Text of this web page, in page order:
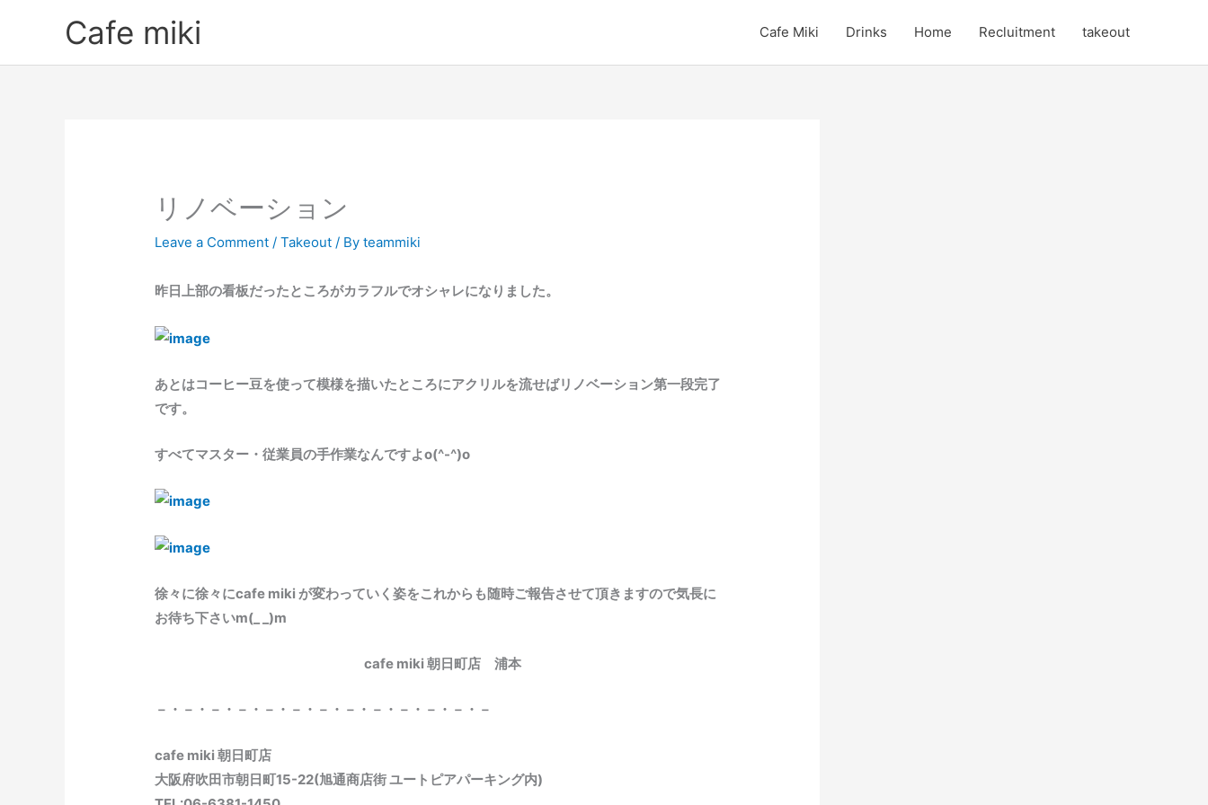
Cafe miki Cafe Miki Drinks Home Recluitment takeout
リノベーション
Leave a Comment /Takeout / Byteammiki
昨日上部の看板だったところがカラフルでオシャレになりました。
あとはコーヒー豆を使って模様を描いたところにアクリルを流せばリノベーション第一段完了
です。
すべてマスター・従業員の手作業なんですよo(^-^)o
徐々に徐々にcafe miki が変わっていく姿をこれからも随時ご報告させて頂きますので気長に
お待ち下さいm(_ _)m
cafe miki 朝日町店 浦本
－・－・－・－・－・－・－・－・－・－・－・－・－
cafe miki 朝日町店
大阪府吹田市朝日町15-22(旭通商店街 ユートピアパーキング内)